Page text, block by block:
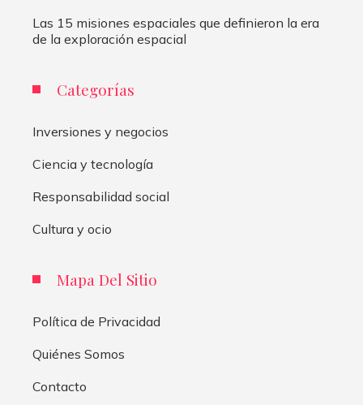
Las 15 misiones espaciales que definieron la era
de la exploración espacial
Categorías
Inversiones y negocios
Ciencia y tecnología
Responsabilidad social
Cultura y ocio
Mapa Del Sitio
Política de Privacidad
Quiénes Somos
Contacto